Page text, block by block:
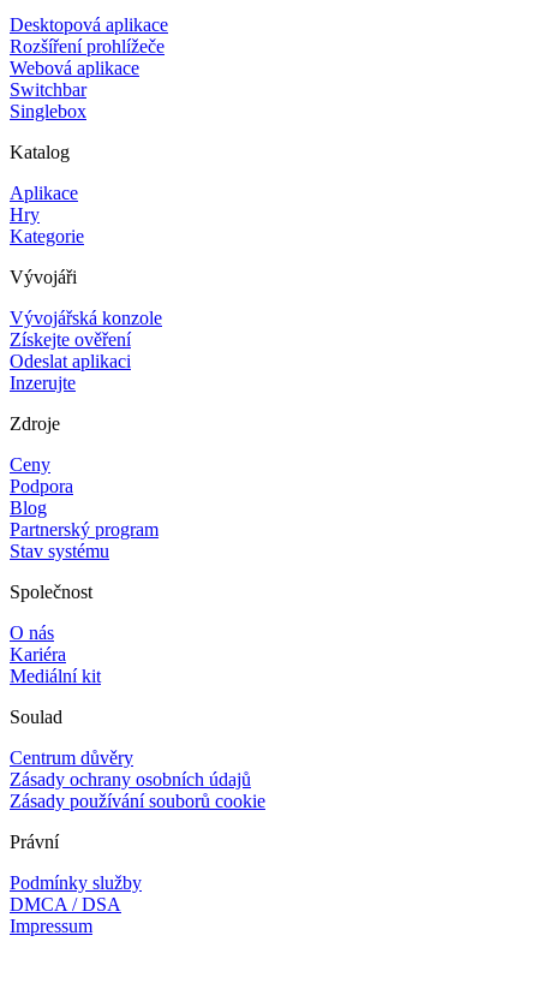
Desktopová aplikace
Rozšíření prohlížeče
Webová aplikace
Switchbar
Singlebox
Katalog
Aplikace
Hry
Kategorie
Vývojáři
Vývojářská konzole
Získejte ověření
Odeslat aplikaci
Inzerujte
Zdroje
Ceny
Podpora
Blog
Partnerský program
Stav systému
Společnost
O nás
Kariéra
Mediální kit
Soulad
Centrum důvěry
Zásady ochrany osobních údajů
Zásady používání souborů cookie
Právní
Podmínky služby
DMCA / DSA
Impressum